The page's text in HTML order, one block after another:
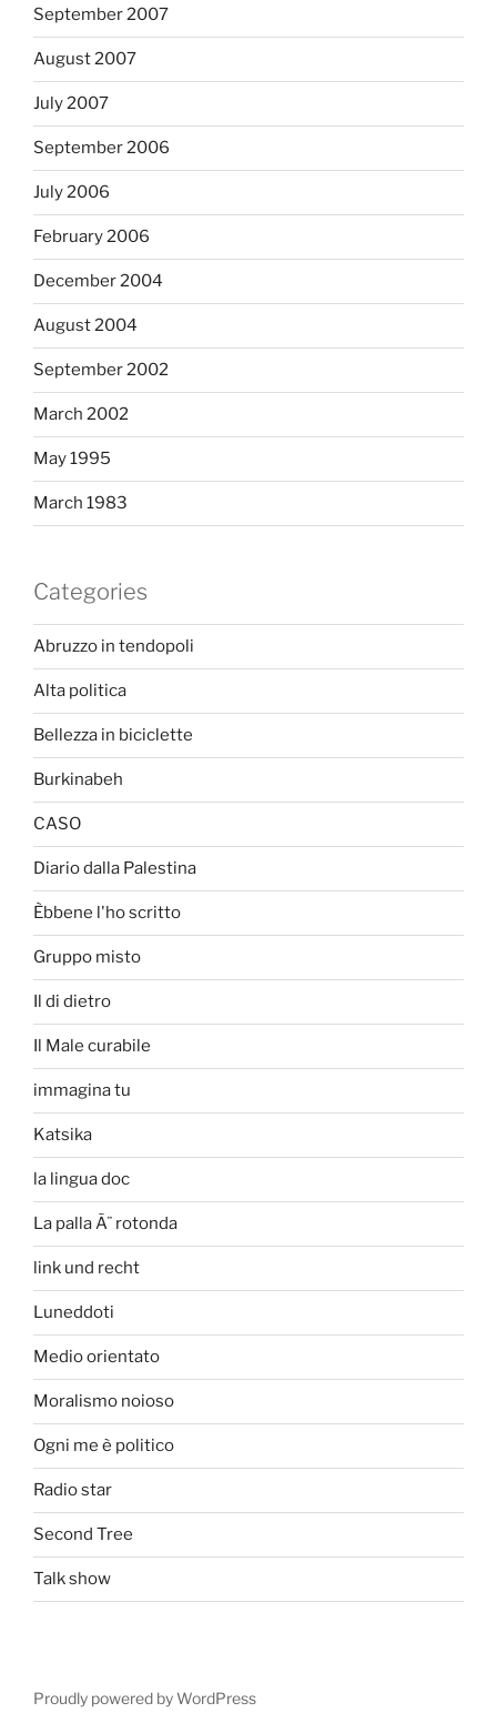
September 2007
August 2007
July 2007
September 2006
July 2006
February 2006
December 2004
August 2004
September 2002
March 2002
May 1995
March 1983
Categories
Abruzzo in tendopoli
Alta politica
Bellezza in biciclette
Burkinabeh
CASO
Diario dalla Palestina
Èbbene l'ho scritto
Gruppo misto
Il di dietro
Il Male curabile
immagina tu
Katsika
la lingua doc
La palla Ã¨ rotonda
link und recht
Luneddoti
Medio orientato
Moralismo noioso
Ogni me è politico
Radio star
Second Tree
Talk show
Proudly powered by WordPress